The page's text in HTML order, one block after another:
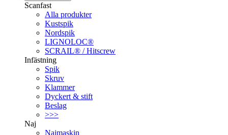
Scanfast
Alla produkter
Kustspik
Nordspik
LIGNOLOC®
SCRAIL® / Hitscrew
Infästning
Spik
Skruv
Klammer
Dyckert & stift
Beslag
>>>
Naj
Najmaskin